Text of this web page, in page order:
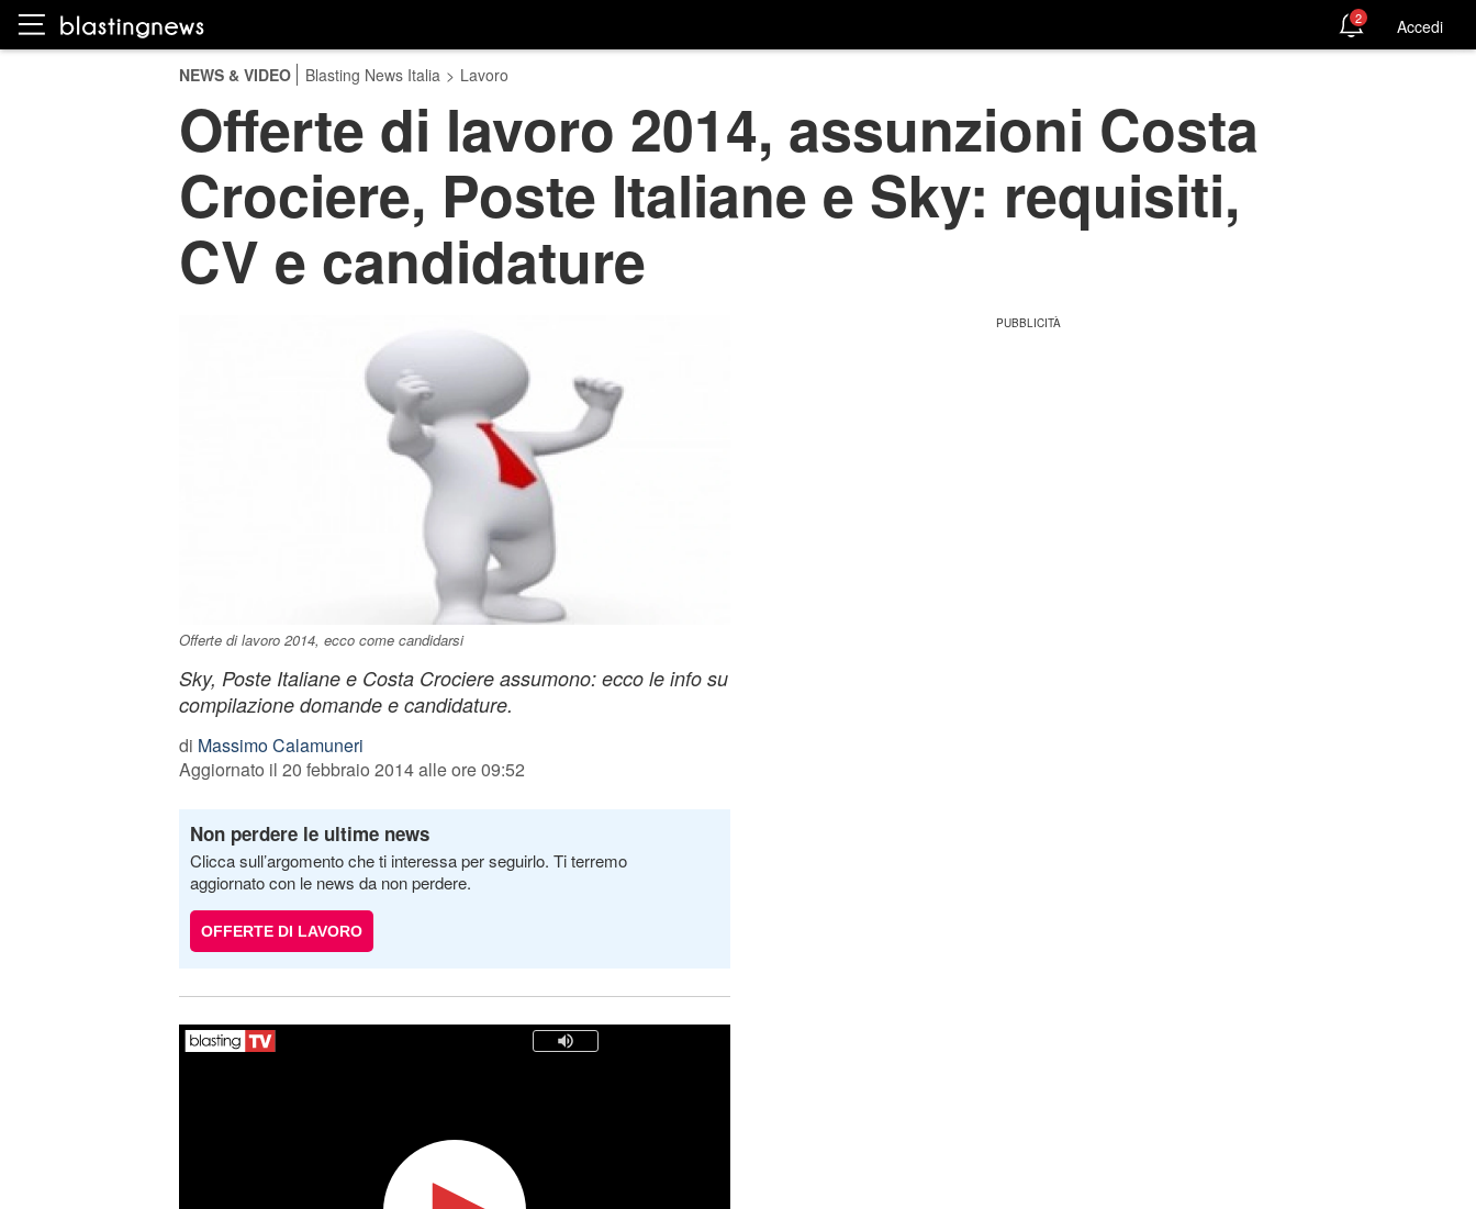
2 Accedi
NEWS & VIDEO Blasting News Italia > Lavoro
Offerte di lavoro 2014, assunzioni Costa
Crociere, Poste Italiane e Sky: requisiti,
CV e candidature
Offerte di lavoro 2014, ecco come candidarsi
Sky, Poste Italiane e Costa Crociere assumono: ecco le info su
compilazione domande e candidature.
di Massimo Calamuneri
Aggiornato il 20 febbraio 2014 alle ore 09:52
Non perdere le ultime news
Clicca sull’argomento che ti interessa per seguirlo. Ti terremo
aggiornato con le news da non perdere.
OFFERTE DI LAVORO